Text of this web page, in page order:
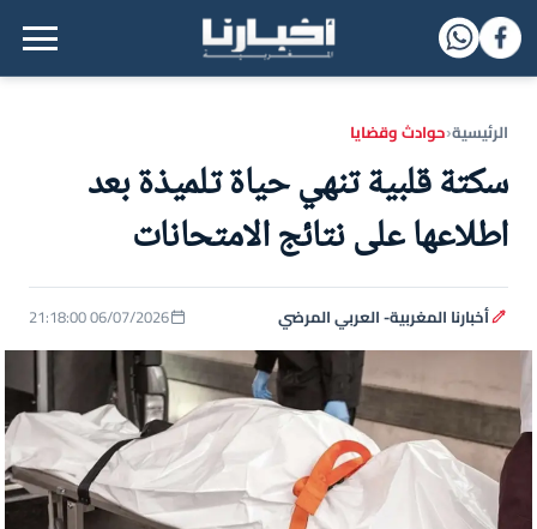
القائمة الرئيسية
الرئيسية‹حوادث وقضايا
سكتة قلبية تنهي حياة تلميذة بعد
اطلاعها على نتائج الامتحانات
أخبارنا المغربية- العربي المرضي 06/07/2026 21:18:00